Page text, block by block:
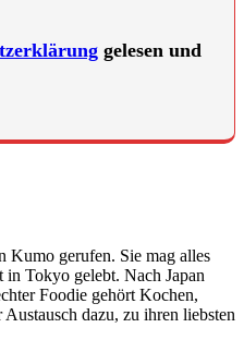
gelesen und
Kumo gerufen. Sie mag alles
Tokyo gelebt. Nach Japan
Foodie gehört Kochen,
Austausch dazu, zu ihren liebsten